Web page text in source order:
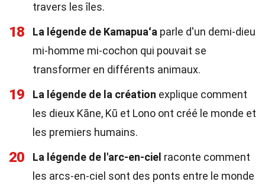
travers les îles.
18 La légende de Kamapuaʻa parle d'un demi-dieu
mi-homme mi-cochon qui pouvait se
transformer en différents animaux.
19 La légende de la création explique comment
les dieux Kāne, Kū et Lono ont créé le monde et
les premiers humains.
20 La légende de l'arc-en-ciel raconte comment
les arcs-en-ciel sont des ponts entre le monde